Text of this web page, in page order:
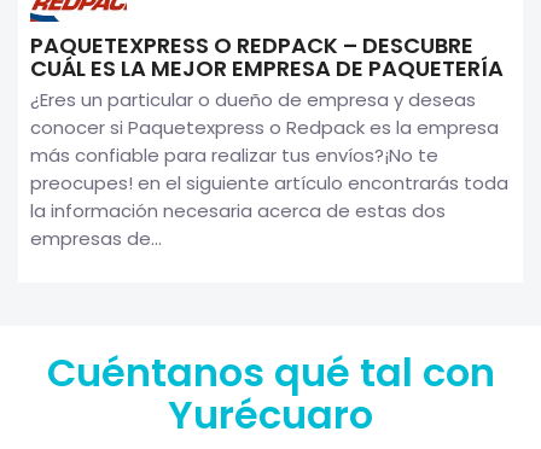
PAQUETEXPRESS O REDPACK – DESCUBRE
CUÁL ES LA MEJOR EMPRESA DE PAQUETERÍA
¿Eres un particular o dueño de empresa y deseas
conocer si Paquetexpress o Redpack es la empresa
más confiable para realizar tus envíos?¡No te
preocupes! en el siguiente artículo encontrarás toda
la información necesaria acerca de estas dos
empresas de...
Cuéntanos qué tal con
Yurécuaro